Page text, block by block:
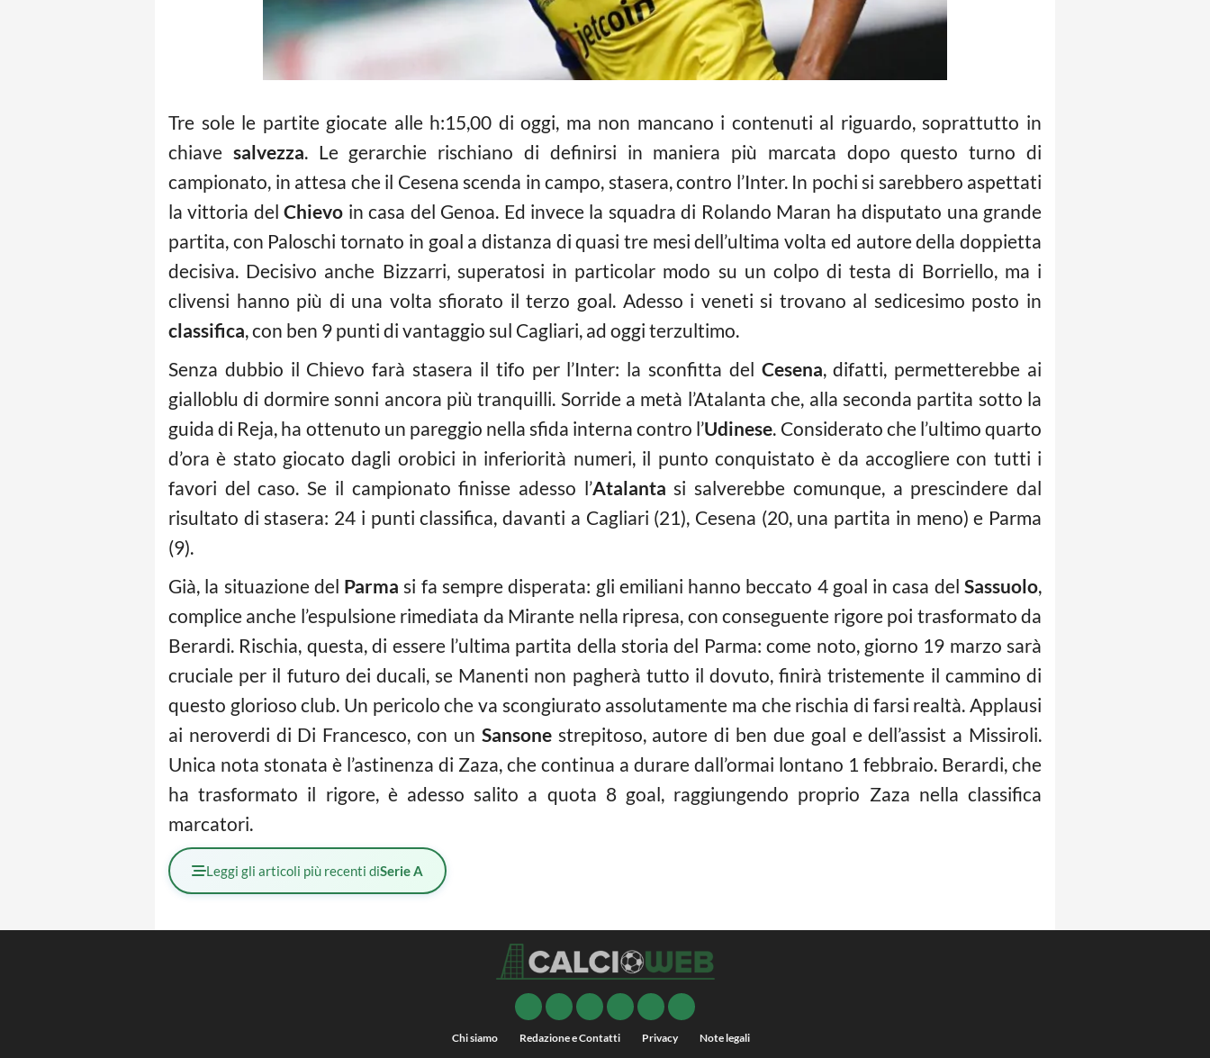
Tre sole le partite giocate alle h:15,00 di oggi, ma non mancano i contenuti al riguardo, soprattutto in
chiave salvezza. Le gerarchie rischiano di definirsi in maniera più marcata dopo questo turno di
campionato, in attesa che il Cesena scenda in campo, stasera, contro l’Inter. In pochi si sarebbero aspettati
la vittoria delChievo in casa del Genoa. Ed invece la squadra di Rolando Maran ha disputato una grande
partita, con Paloschi tornato in goal a distanza di quasi tre mesi dell’ultima volta ed autore della doppietta
decisiva. Decisivo anche Bizzarri, superatosi in particolar modo su un colpo di testa di Borriello, ma i
clivensi hanno più di una volta sfiorato il terzo goal. Adesso i veneti si trovano al sedicesimo posto in
classifica, con ben 9 punti di vantaggio sul Cagliari, ad oggi terzultimo.
Senza dubbio il Chievo farà stasera il tifo per l’Inter: la sconfitta del Cesena, difatti, permetterebbe ai
gialloblu di dormire sonni ancora più tranquilli. Sorride a metà l’Atalanta che, alla seconda partita sotto la
guida di Reja, ha ottenuto un pareggio nella sfida interna contro l’Udinese. Considerato che l’ultimo quarto
d’ora è stato giocato dagli orobici in inferiorità numeri, il punto conquistato è da accogliere con tutti i
favori del caso. Se il campionato finisse adesso l’Atalanta si salverebbe comunque, a prescindere dal
risultato di stasera: 24 i punti classifica, davanti a Cagliari (21), Cesena (20, una partita in meno) e Parma
(9).
Già, la situazione del Parma si fa sempre disperata: gli emiliani hanno beccato 4 goal in casa delSassuolo,
complice anche l’espulsione rimediata da Mirante nella ripresa, con conseguente rigore poi trasformato da
Berardi. Rischia, questa, di essere l’ultima partita della storia del Parma: come noto, giorno 19 marzo sarà
cruciale per il futuro dei ducali, se Manenti non pagherà tutto il dovuto, finirà tristemente il cammino di
questo glorioso club. Un pericolo che va scongiurato assolutamente ma che rischia di farsi realtà. Applausi
ai neroverdi di Di Francesco, con un Sansonestrepitoso, autore di ben due goal e dell’assist a Missiroli.
Unica nota stonata è l’astinenza di Zaza, che continua a durare dall’ormai lontano 1 febbraio. Berardi, che
ha trasformato il rigore, è adesso salito a quota 8 goal, raggiungendo proprio Zaza nella classifica
marcatori.
Leggi gli articoli più recenti diSerie A
Chi siamo Redazione e Contatti Privacy Note legali